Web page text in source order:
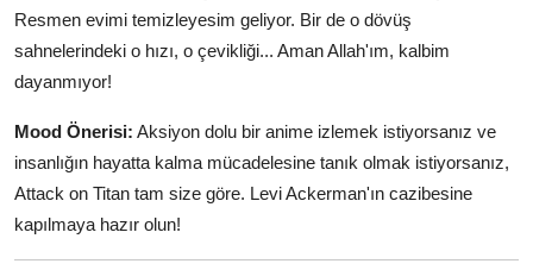
Resmen evimi temizleyesim geliyor. Bir de o dövüş
sahnelerindeki o hızı, o çevikliği... Aman Allah'ım, kalbim
dayanmıyor!
Mood Önerisi: Aksiyon dolu bir anime izlemek istiyorsanız ve
insanlığın hayatta kalma mücadelesine tanık olmak istiyorsanız,
Attack on Titan tam size göre. Levi Ackerman'ın cazibesine
kapılmaya hazır olun!